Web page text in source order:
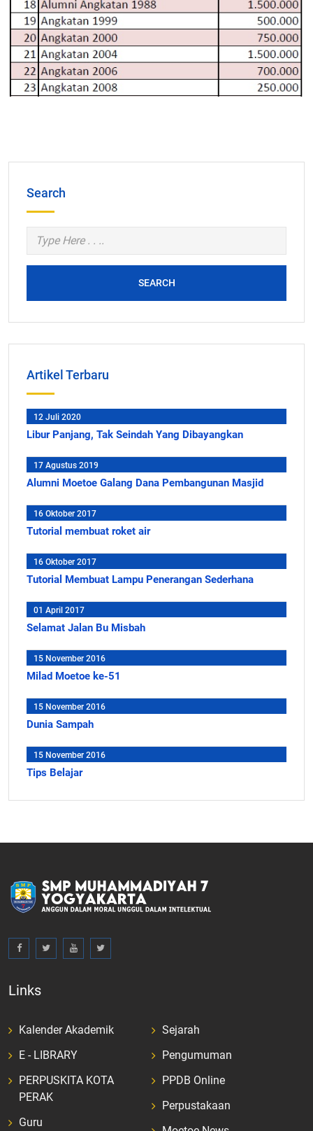
Search
SEARCH
Artikel Terbaru
12 Juli 2020
Libur Panjang, Tak Seindah Yang Dibayangkan
17 Agustus 2019
Alumni Moetoe Galang Dana Pembangunan Masjid
16 Oktober 2017
Tutorial membuat roket air
16 Oktober 2017
Tutorial Membuat Lampu Penerangan Sederhana
01 April 2017
Selamat Jalan Bu Misbah
15 November 2016
Milad Moetoe ke-51
15 November 2016
Dunia Sampah
15 November 2016
Tips Belajar
Links
Kalender Akademik
E - LIBRARY
PERPUSKITA KOTA
PERAK
Guru
Sejarah
Pengumuman
PPDB Online
Perpustakaan